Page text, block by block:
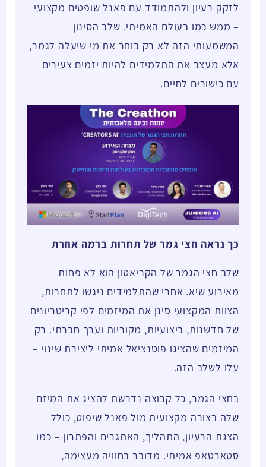
לזקק רעיון ולהתמודד עם פאנל שופטים מקצועי
– ממש כמו בעולם האמיתי. שלב הסינון
המשמעותי הזה לא רק בוחר את מי שיעלה לגמר,
אלא מעצב את התלמידים להיות יזמים צעירים
עם כישורים לחיים.
כך נראה חצי גמר של תחרות ברמה אחרת
שלב חצי הגמר של הקריאטון הוא לא פחות
מאירוע שיא. אחרי שהתלמידים ניגשו לתחרות,
הצוות המקצועי סינן את המיזמים לפי קריטריונים
של חדשנות, ביצועיות, מקוריות וערך חברתי. רק
המיזמים שהציגו פוטנציאל אמיתי ליצירת שינוי –
עלו לשלב הזה.
בחצי הגמר, כל קבוצה נדרשת להציג את המיזם
שלה בצורה מקצועית מול פאנל שיפוט, כולל
הצגת הרעיון, התהליך, האתגרים והפתרון – כמו
סטארטאפ אמיתי. מדובר בחוויה מעצימה,